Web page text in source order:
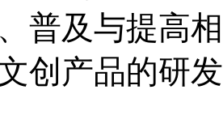
普及与提高
创产品的研